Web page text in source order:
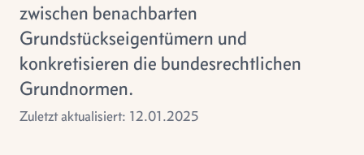
zwischen benachbarten
Grundstückseigentümern und
konkretisieren die bundesrechtlichen
Grundnormen.
Zuletzt aktualisiert: 12.01.2025